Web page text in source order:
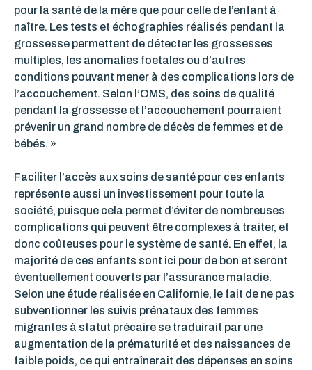
pour la santé de la mère que pour celle de l’enfant à
naître. Les tests et échographies réalisés pendant la
grossesse permettent de détecter les grossesses
multiples, les anomalies foetales ou d’autres
conditions pouvant mener à des complications lors de
l’accouchement. Selon l’OMS, des soins de qualité
pendant la grossesse et l’accouchement pourraient
prévenir un grand nombre de décès de femmes et de
bébés. »
Faciliter l’accès aux soins de santé pour ces enfants
représente aussi un investissement pour toute la
société, puisque cela permet d’éviter de nombreuses
complications qui peuvent être complexes à traiter, et
donc coûteuses pour le système de santé. En effet, la
majorité de ces enfants sont ici pour de bon et seront
éventuellement couverts par l’assurance maladie.
Selon une étude réalisée en Californie, le fait de ne pas
subventionner les suivis prénataux des femmes
migrantes à statut précaire se traduirait par une
augmentation de la prématurité et des naissances de
faible poids, ce qui entraînerait des dépenses en soins